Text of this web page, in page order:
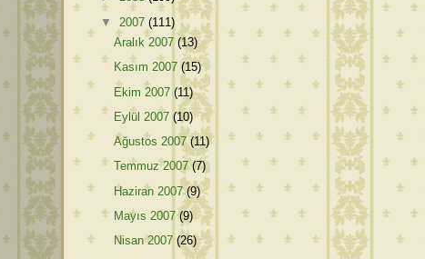
▼ 2007 (111)
Aralık 2007(13)
Kasım 2007(15)
Ekim 2007(11)
Eylül 2007(10)
Ağustos 2007(11)
Temmuz 2007(7)
Haziran 2007(9)
Mayıs 2007(9)
Nisan 2007(26)